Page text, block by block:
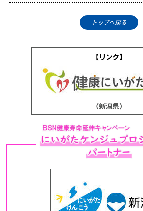
トップへ戻る
【リンク】
（新潟県）